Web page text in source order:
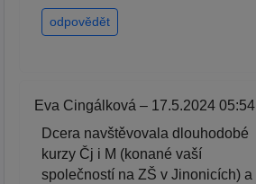
odpovědět
Eva Cingálková – 17.5.2024 05:54
Dcera navštěvovala dlouhodobé
kurzy Čj i M (konané vaší
společností na ZŠ v Jinonicích) a